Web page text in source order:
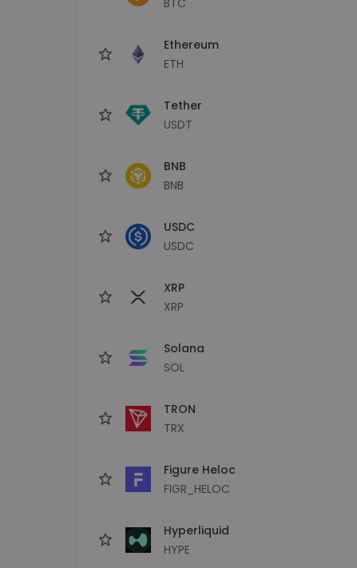
Ethereum
ETH
Tether
USDT
BNB
BNB
USDC
USDC
XRP
XRP
Solana
SOL
TRON
TRX
Figure Heloc
FIGR_HELOC
Hyperliquid
HYPE